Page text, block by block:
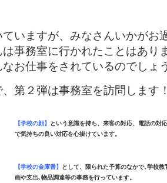
いますが、みなさんいかがお
事務室に行かれたことはあり
お仕事をされているのでしょ
、第２弾は事務室を訪問します
【学校の顔】 という意識を持ち、来客の対応、電話の対
で気持ちの良い対応を心掛けています。
【学校の金庫番】 として、限られた予算のなかで､学校
画や支出､物品調達等の事務を行っています。